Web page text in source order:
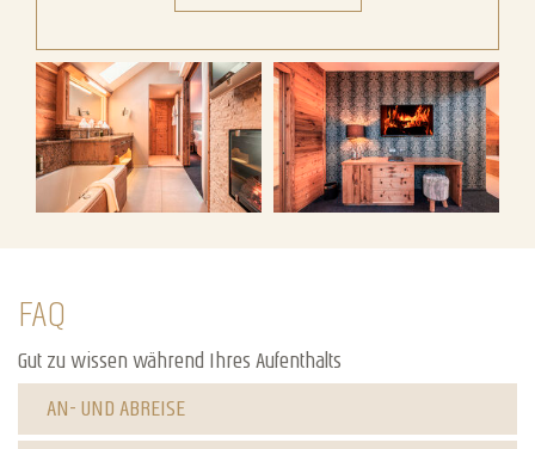
Jagasitz Plus Jagasitz Plus
FAQ
Gut zu wissen während Ihres Aufenthalts
AN- UND ABREISE